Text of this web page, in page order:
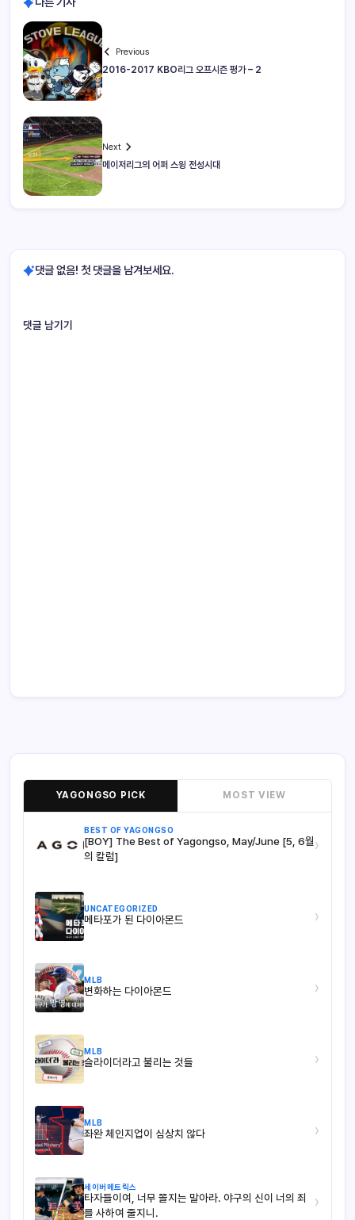
Previous
2016-2017 KBO리그 오프시즌 평가 – 2
Next
메이저리그의 어퍼 스윙 전성시대
댓글 없음! 첫 댓글을 남겨보세요.
댓글 남기기
YAGONGSO PICK MOST VIEW
BEST OF YAGONGSO
[BOY] The Best of Yagongso, May/June [5, 6월
의 칼럼]
›
UNCATEGORIZED
메타포가 된 다이아몬드 ›
MLB
변화하는 다이아몬드 ›
MLB
슬라이더라고 불리는 것들 ›
MLB
좌완 체인지업이 심상치 않다 ›
세이버메트릭스
타자들이여, 너무 쫄지는 말아라. 야구의 신이 너의 죄
를 사하여 줄지니.
›